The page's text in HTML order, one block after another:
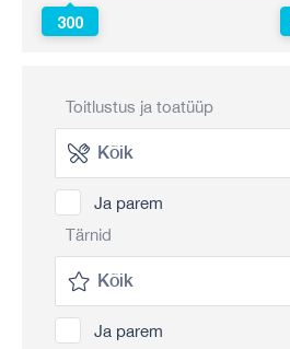
300
Toitlustus ja toatüüp
Ja parem
Tärnid
Ja parem